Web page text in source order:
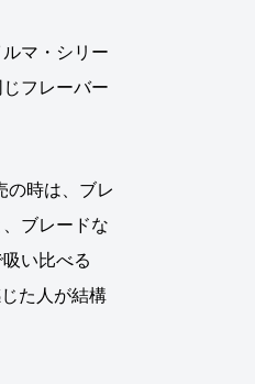
マ・シリー
フレーバー
の時は、ブレ
ブレードな
い比べる
た人が結構